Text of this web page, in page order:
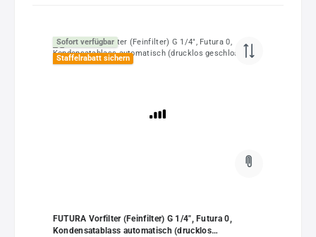
Sofort verfügbar
Staffelrabatt sichern
FUTURA Vorfilter (Feinfilter) G 1/4", Futura 0,
Kondensatablass automatisch (drucklos